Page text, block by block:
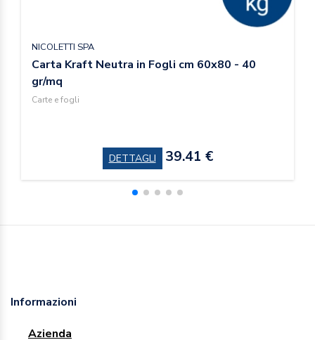
NICOLETTI SPA
Carta Kraft Neutra in Fogli cm 60x80 - 40
gr/mq
Carte e fogli
DETTAGLI 39.41 €
Informazioni
Azienda